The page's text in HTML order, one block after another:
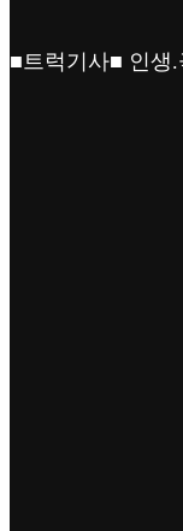
■트럭기사■ 인생.